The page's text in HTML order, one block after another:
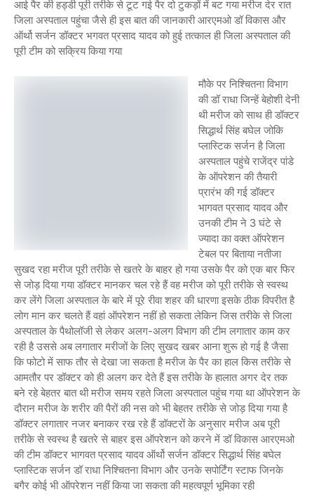
आई पैर की हड्डी पूरी तरीके से टूट गई पैर दो टुकड़ों में बट गया मरीज देर रात
जिला अस्पताल पहुंचा जैसे ही इस बात की जानकारी आरएमओ डॉ विकास और
ऑर्थो सर्जन डॉक्टर भगवत प्रसाद यादव को हुई तत्काल ही जिला अस्पताल की
पूरी टीम को सक्रिय किया गया
मौके पर निश्चितना विभाग
की डॉ राधा जिन्हें बेहोशी देनी
थी मरीज को साथ ही डॉक्टर
सिद्धार्थ सिंह बघेल जोकि
प्लास्टिक सर्जन है जिला
अस्पताल पहुंचे राजेंद्र पांडे
के ऑपरेशन की तैयारी
प्रारंभ की गई डॉक्टर
भागवत प्रसाद यादव और
उनकी टीम ने 3 घंटे से
ज्यादा का वक्त ऑपरेशन
टेबल पर बिताया नतीजा
सुखद रहा मरीज पूरी तरीके से खतरे के बाहर हो गया उसके पैर को एक बार फिर
से जोड़ दिया गया डॉक्टर मानकर चल रहे हैं वह मरीज को पूरी तरीके से स्वस्थ
कर लेंगे जिला अस्पताल के बारे में पूरे रीवा शहर की धारणा इसके ठीक विपरीत है
लोग मान कर चलते हैं वहां ऑपरेशन नहीं हो सकता लेकिन जिस तरीके से जिला
अस्पताल के पैथोलॉजी से लेकर अलग-अलग विभाग की टीम लगातार काम कर
रही है उससे अब लगातार मरीजों के लिए सुखद खबर आना शुरू हो गई है जैसा
कि फोटो में साफ तौर से देखा जा सकता है मरीज के पैर का हाल किस तरीके से
आमतौर पर डॉक्टर को ही अलग कर देते हैं इस तरीके के हालात अगर देर तक
बने रहे बेहतर बात थी मरीज समय रहते जिला अस्पताल पहुंच गया था ऑपरेशन के
दौरान मरीज के शरीर की पैरों की नस को भी बेहतर तरीके से जोड़ दिया गया है
डॉक्टर लगातार नजर बनाकर रख रहे हैं डॉक्टरों के अनुसार मरीज अब पूरी
तरीके से स्वस्थ है खतरे से बाहर इस ऑपरेशन को करने में डॉ विकास आरएमओ
की टीम डॉक्टर भागवत प्रसाद यादव ऑर्थो सर्जन डॉक्टर सिद्धार्थ सिंह बघेल
प्लास्टिक सर्जन डॉ राधा निश्चितना विभाग और उनके सपोर्टिंग स्टाफ जिनके
बगैर कोई भी ऑपरेशन नहीं किया जा सकता की महत्वपूर्ण भूमिका रही